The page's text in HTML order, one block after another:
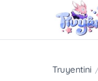
Truyentini